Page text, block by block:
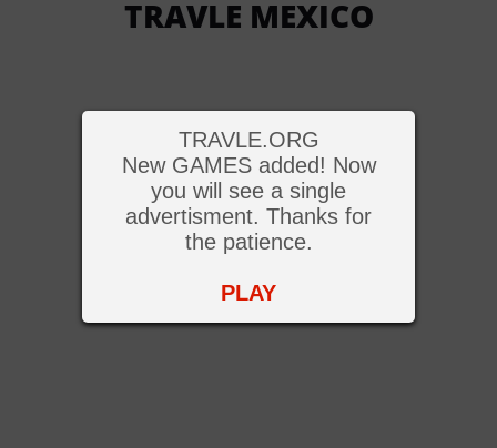
TRAVLE.ORG
New GAMES added! Now
you will see a single
advertisment. Thanks for
the patience.
PLAY
TRAVLE MEXICO